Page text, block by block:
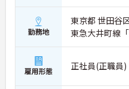
勤務地
東京都 世田谷
東急大井町線
雇用形態 正社員(正職員)